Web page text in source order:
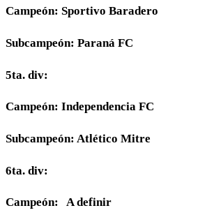
Campeón: Sportivo Baradero
Subcampeón: Paraná FC
5ta. div:
Campeón: Independencia FC
Subcampeón: Atlético Mitre
6ta. div:
Campeón: A definir